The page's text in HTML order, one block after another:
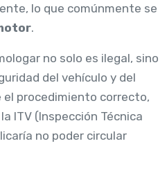
lo que comúnmente se
.
no solo es ilegal, sino
del vehículo y del
el procedimiento correcto,
ITV (Inspección Técnica
no poder circular